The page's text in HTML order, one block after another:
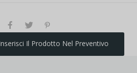
Il Prodotto Nel Preventivo